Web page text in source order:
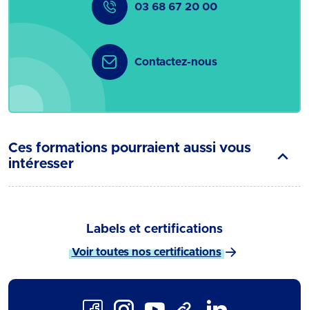
03 68 67 20 00
Contactez-nous
Ces formations pourraient aussi vous
intéresser
Labels et certifications
Voir toutes nos certifications